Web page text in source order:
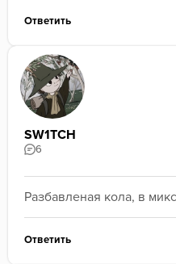
Ответить
SW1TCH
6
Разбавленая кола, в
Ответить